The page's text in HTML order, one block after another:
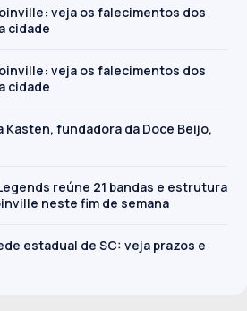
veja os falecimentos dos
cidade
veja os falecimentos dos
cidade
Kasten, fundadora da Doce Beijo,
reúne 21 bandas e estrutura
neste fim de semana
estadual de SC: veja prazos e